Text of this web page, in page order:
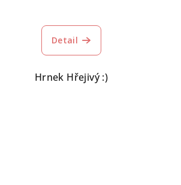
hodnocení
produktu
je
5,0
Detail
Hrnek Hřejivý :)